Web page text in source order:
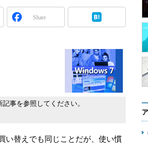
Security & Trust
Test & Tools
ブログ
Share
事を参照してください。
い替えでも同じことだが、使い慣